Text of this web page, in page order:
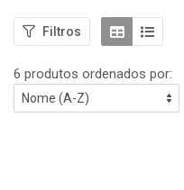
Filtros
6 produtos ordenados por: